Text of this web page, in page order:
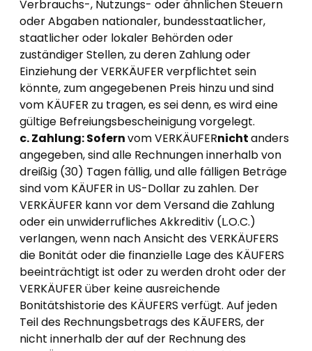
Verbrauchs-, Nutzungs- oder ähnlichen Steuern
oder Abgaben nationaler, bundesstaatlicher,
staatlicher oder lokaler Behörden oder
zuständiger Stellen, zu deren Zahlung oder
Einziehung der VERKÄUFER verpflichtet sein
könnte, zum angegebenen Preis hinzu und sind
vom KÄUFER zu tragen, es sei denn, es wird eine
gültige Befreiungsbescheinigung vorgelegt.
c. Zahlung: Sofernvom VERKÄUFERnichtanders
angegeben, sind alle Rechnungen innerhalb von
dreißig (30) Tagen fällig, und alle fälligen Beträge
sind vom KÄUFER in US-Dollar zu zahlen. Der
VERKÄUFER kann vor dem Versand die Zahlung
oder ein unwiderrufliches Akkreditiv (L.O.C.)
verlangen, wenn nach Ansicht des VERKÄUFERS
die Bonität oder die finanzielle Lage des KÄUFERS
beeinträchtigt ist oder zu werden droht oder der
VERKÄUFER über keine ausreichende
Bonitätshistorie des KÄUFERS verfügt. Auf jeden
Teil des Rechnungsbetrags des KÄUFERS, der
nicht innerhalb der auf der Rechnung des